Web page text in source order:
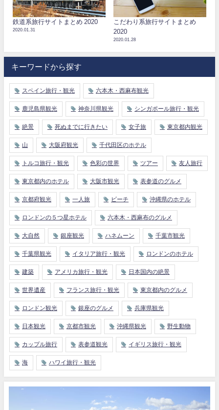
鉄道系旅行サイトまとめ 2020
2020.01.31
こだわり系旅行サイトまとめ
2020
2020.01.28
キーワードから探す
スペイン旅行・観光 六本木・西麻布観光
鹿児島県観光 神奈川県観光 シンガポール旅行・観光
絶景 死ぬまでに行きたい 女子旅 東京都内観光
山 大阪府観光 千代田区のホテル
トルコ旅行・観光 色彩の世界 ツアー 友人旅行
東京都内のホテル 大阪市観光 表参道のグルメ
京都府観光 一人旅 ビーチ 沖縄県のホテル
ロンドンの５つ星ホテル 六本木・西麻布のグルメ
大自然 銀座観光 ハネムーン 千葉市観光
千葉県観光 イタリア旅行・観光 ロンドンのホテル
建築 アメリカ旅行・観光 日本国内の絶景
世界遺産 フランス旅行・観光 東京都内のグルメ
ロンドン観光 銀座のグルメ 兵庫県観光
日本観光 京都市観光 沖縄県観光 野生動物
カップル旅行 表参道観光 イギリス旅行・観光
海 ハワイ旅行・観光